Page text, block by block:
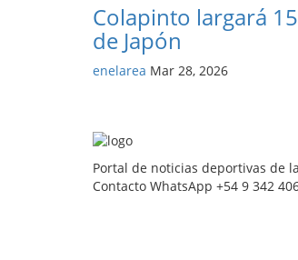
Colapinto largará
de Japón
enelarea Mar 28, 2026
Portal de noticias deportivas de
Contacto WhatsApp +54 9 342